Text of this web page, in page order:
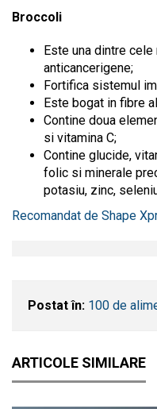
Broccoli
Este una dintre
anticancerigene;
Fortifica sistemul
Este bogat in fibre
Contine doua
si vitamina C;
Contine glucide,
folic si minerale
potasiu, zinc,
Recomandat de Shape
Postat în: 100 de
ARTICOLE SIMILARE